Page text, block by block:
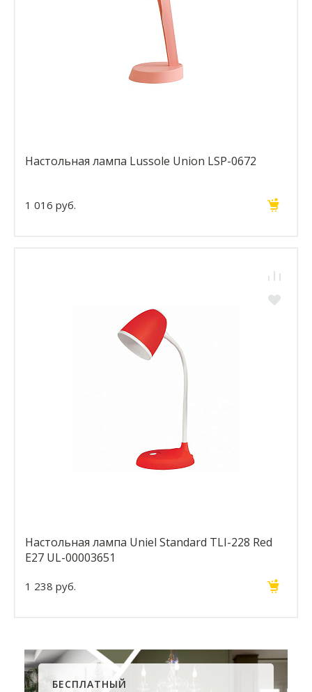
Настольная лампа Lussole Union LSP-0672
1 016 руб.
Настольная лампа Uniel Standard TLI-228 Red
E27 UL-00003651
1 238 руб.
БЕСПЛАТНЫЙ